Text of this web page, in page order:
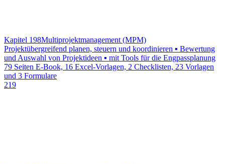
Kapitel 198Multiprojektmanagement (MPM)
Projektübergreifend planen, steuern und koordinieren ▪ Bewertung
und Auswahl von Projektideen ▪ mit Tools für die Engpassplanung
79 Seiten E-Book, 16 Excel-Vorlagen, 2 Checklisten, 23 Vorlagen
und 3 Formulare
219